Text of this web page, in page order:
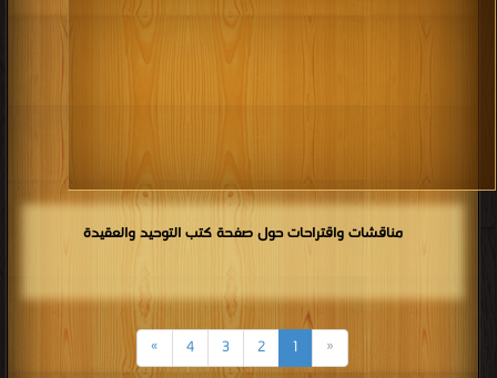
مناقشات واقتراحات حول صفحة كتب التوحيد والعقيدة
«
1
2
3
4
»